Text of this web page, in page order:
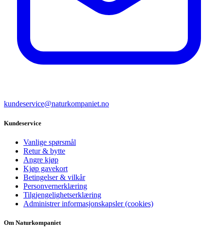
kundeservice@naturkompaniet.no
Kundeservice
Vanlige spørsmål
Retur & bytte
Angre kjøp
Kjøp gavekort
Betingelser & vilkår
Personvernerklæring
Tilgjengelighetserklæring
Administrer informasjonskapsler (cookies)
Om Naturkompaniet